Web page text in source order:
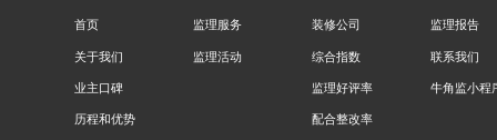
首页
关于我们
业主口碑
历程和优势
监理服务
监理活动
装修公司
综合指数
监理好评率
配合整改率
监理报告
联系我们
牛角监小程